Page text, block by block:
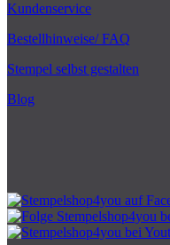
Kundenservice
Bestellhinweise/ FAQ
Stempel selbst gestalten
Blog